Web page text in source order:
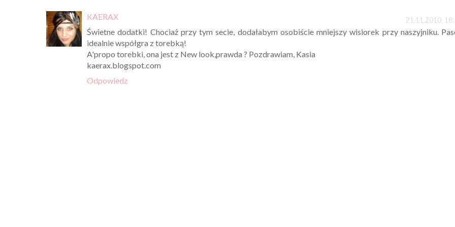
KAERAX 21.11.2010,
Świetne dodatki! Chociaż przy tym secie, dodałabym osobiście mniejszy wisiorek przy naszyjniku.
idealnie współgra z torebką!
A'propo torebki, ona jest z New look,prawda ? Pozdrawiam, Kasia
kaerax.blogspot.com
Odpowiedz